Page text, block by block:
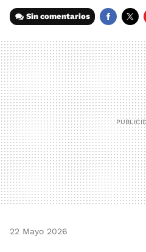
Sin comentarios
22 Mayo 2026